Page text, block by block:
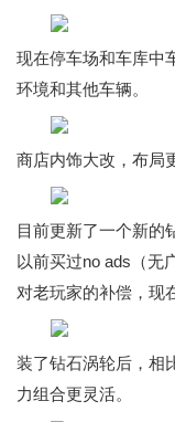
现在停车场和车库中
环境和其他车辆。
商店内饰大改，布局
目前更新了一个新的
以前买过no ads（无
对老玩家的补偿，现
装了钻石涡轮后，相
力组合更灵活。